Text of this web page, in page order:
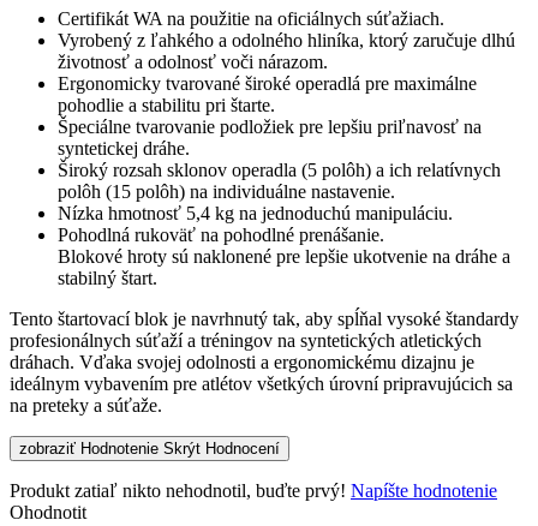
Certifikát WA na použitie na oficiálnych súťažiach.
Vyrobený z ľahkého a odolného hliníka, ktorý zaručuje dlhú
životnosť a odolnosť voči nárazom.
Ergonomicky tvarované široké operadlá pre maximálne
pohodlie a stabilitu pri štarte.
Špeciálne tvarovanie podložiek pre lepšiu priľnavosť na
syntetickej dráhe.
Široký rozsah sklonov operadla (5 polôh) a ich relatívnych
polôh (15 polôh) na individuálne nastavenie.
Nízka hmotnosť 5,4 kg na jednoduchú manipuláciu.
Pohodlná rukoväť na pohodlné prenášanie.
Blokové hroty sú naklonené pre lepšie ukotvenie na dráhe a
stabilný štart.
Tento štartovací blok je navrhnutý tak, aby spĺňal vysoké štandardy
profesionálnych súťaží a tréningov na syntetických atletických
dráhach. Vďaka svojej odolnosti a ergonomickému dizajnu je
ideálnym vybavením pre atlétov všetkých úrovní pripravujúcich sa
na preteky a súťaže.
zobraziť Hodnotenie Skrýt Hodnocení
Produkt zatiaľ nikto nehodnotil, buďte prvý! Napíšte hodnotenie
Ohodnotit